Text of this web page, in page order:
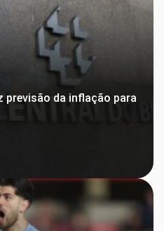
previsão da inflação para